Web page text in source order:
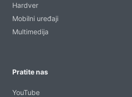
Hardver
Mobilni uređaji
Multimedija
Pratite nas
YouTube